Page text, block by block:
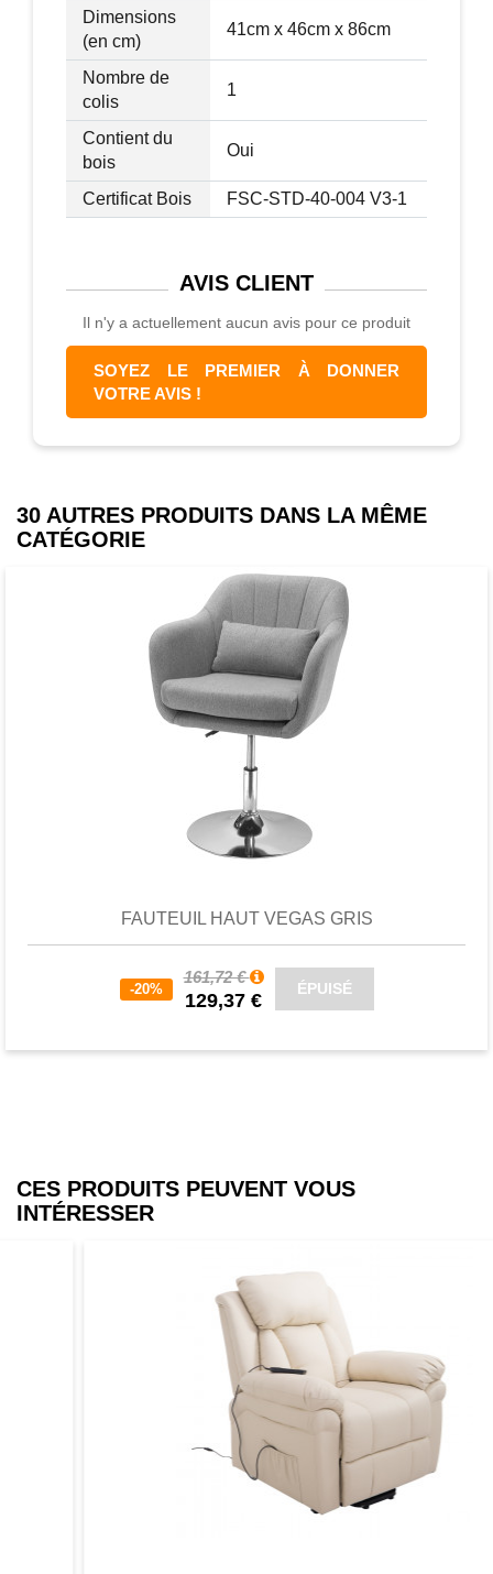
Dimensions
(en cm)
41cm x 46cm x 86cm
Nombre de
colis
1
Contient du
bois
Oui
Certificat Bois FSC-STD-40-004 V3-1
AVIS CLIENT
Il n'y a actuellement aucun avis pour ce produit
SOYEZ LE PREMIER À DONNER
VOTRE AVIS !
30 AUTRES PRODUITS DANS LA MÊME
CATÉGORIE
FAUTEUIL HAUT VEGAS GRIS
-20%
161,72 €
129,37 €
ÉPUISÉ
Favori
CES PRODUITS PEUVENT VOUS
INTÉRESSER